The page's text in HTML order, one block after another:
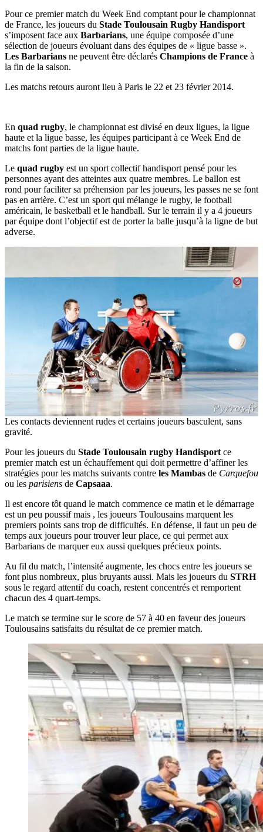
Pour ce premier match du Week End comptant pour le championnat
de France, les joueurs du Stade Toulousain Rugby Handisport
s’imposent face aux Barbarians, une équipe composée d’une
sélection de joueurs évoluant dans des équipes de « ligue basse ».
Les Barbarians ne peuvent être déclarés Champions de France à
la fin de la saison.
Les matchs retours auront lieu à Paris le 22 et 23 février 2014.
En quad rugby, le championnat est divisé en deux ligues, la ligue
haute et la ligue basse, les équipes participant à ce Week End de
matchs font parties de la ligue haute.
Le quad rugby est un sport collectif handisport pensé pour les
personnes ayant des atteintes aux quatre membres. Le ballon est
rond pour faciliter sa préhension par les joueurs, les passes ne se font
pas en arrière. C’est un sport qui mélange le rugby, le football
américain, le basketball et le handball. Sur le terrain il y a 4 joueurs
par équipe dont l’objectif est de porter la balle jusqu’à la ligne de but
adverse.
Les contacts deviennent rudes et certains joueurs basculent, sans
gravité.
Pour les joueurs du Stade Toulousain rugby Handisport ce
premier match est un échauffement qui doit permettre d’affiner les
stratégies pour les matchs suivants contre les Mambas de Carquefou
ou les parisiens de Capsaaa.
Il est encore tôt quand le match commence ce matin et le démarrage
est un peu poussif mais , les joueurs Toulousains marquent les
premiers points sans trop de difficultés. En défense, il faut un peu de
temps aux joueurs pour trouver leur place, ce qui permet aux
Barbarians de marquer eux aussi quelques précieux points.
Au fil du match, l’intensité augmente, les chocs entre les joueurs se
font plus nombreux, plus bruyants aussi. Mais les joueurs du STRH
sous le regard attentif du coach, restent concentrés et remportent
chacun des 4 quart-temps.
Le match se termine sur le score de 57 à 40 en faveur des joueurs
Toulousains satisfaits du résultat de ce premier match.